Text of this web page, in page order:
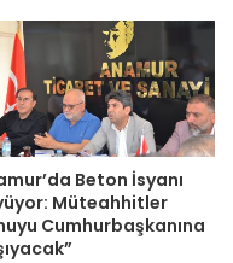
Beton İsyanı
Müteahhitler
Cumhurbaşkanına